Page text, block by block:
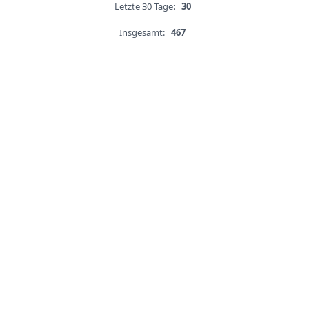
Letzte 30 Tage: 30
Insgesamt: 467